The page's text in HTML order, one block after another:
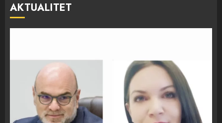
AKTUALITET